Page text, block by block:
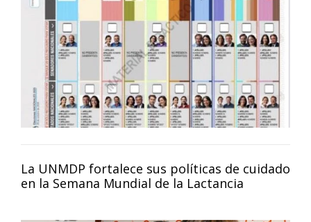
La UNMDP fortalece sus políticas de cuidado
en la Semana Mundial de la Lactancia